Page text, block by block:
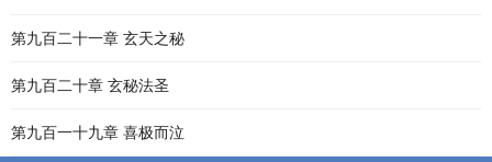
第九百二十一章 玄天之秘
第九百二十章 玄秘法圣
第九百一十九章 喜极而泣